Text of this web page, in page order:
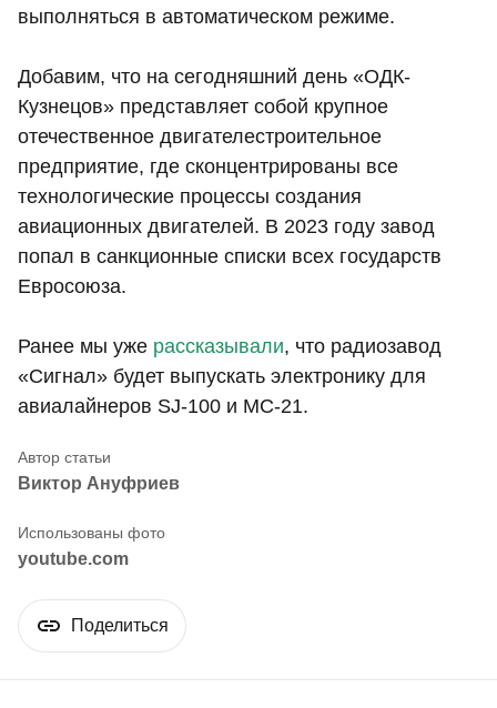
выполняться в автоматическом режиме.
Добавим, что на сегодняшний день «ОДК-
Кузнецов» представляет собой крупное
отечественное двигателестроительное
предприятие, где сконцентрированы все
технологические процессы создания
авиационных двигателей. В 2023 году завод
попал в санкционные списки всех государств
Евросоюза.
Ранее мы уже рассказывали, что радиозавод
«Сигнал» будет выпускать электронику для
авиалайнеров SJ-100 и МС-21.
Виктор Ануфриев
youtube.com
Поделиться